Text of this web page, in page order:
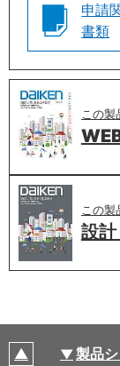
申請
書類
この製
この製
設
製品